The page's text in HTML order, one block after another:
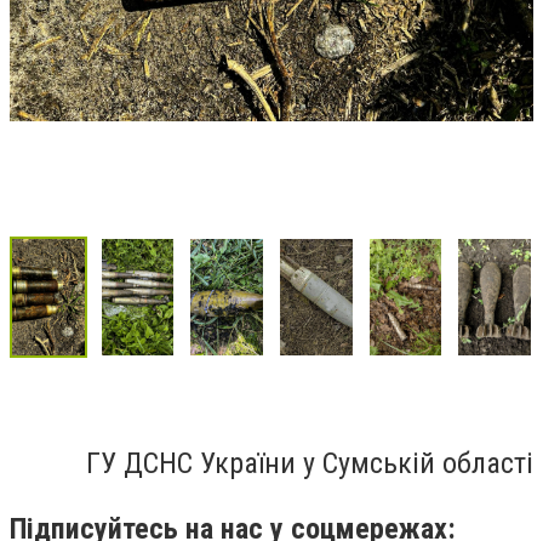
ГУ ДСНС України у Сумській області
Підписуйтесь на нас у соцмережах: